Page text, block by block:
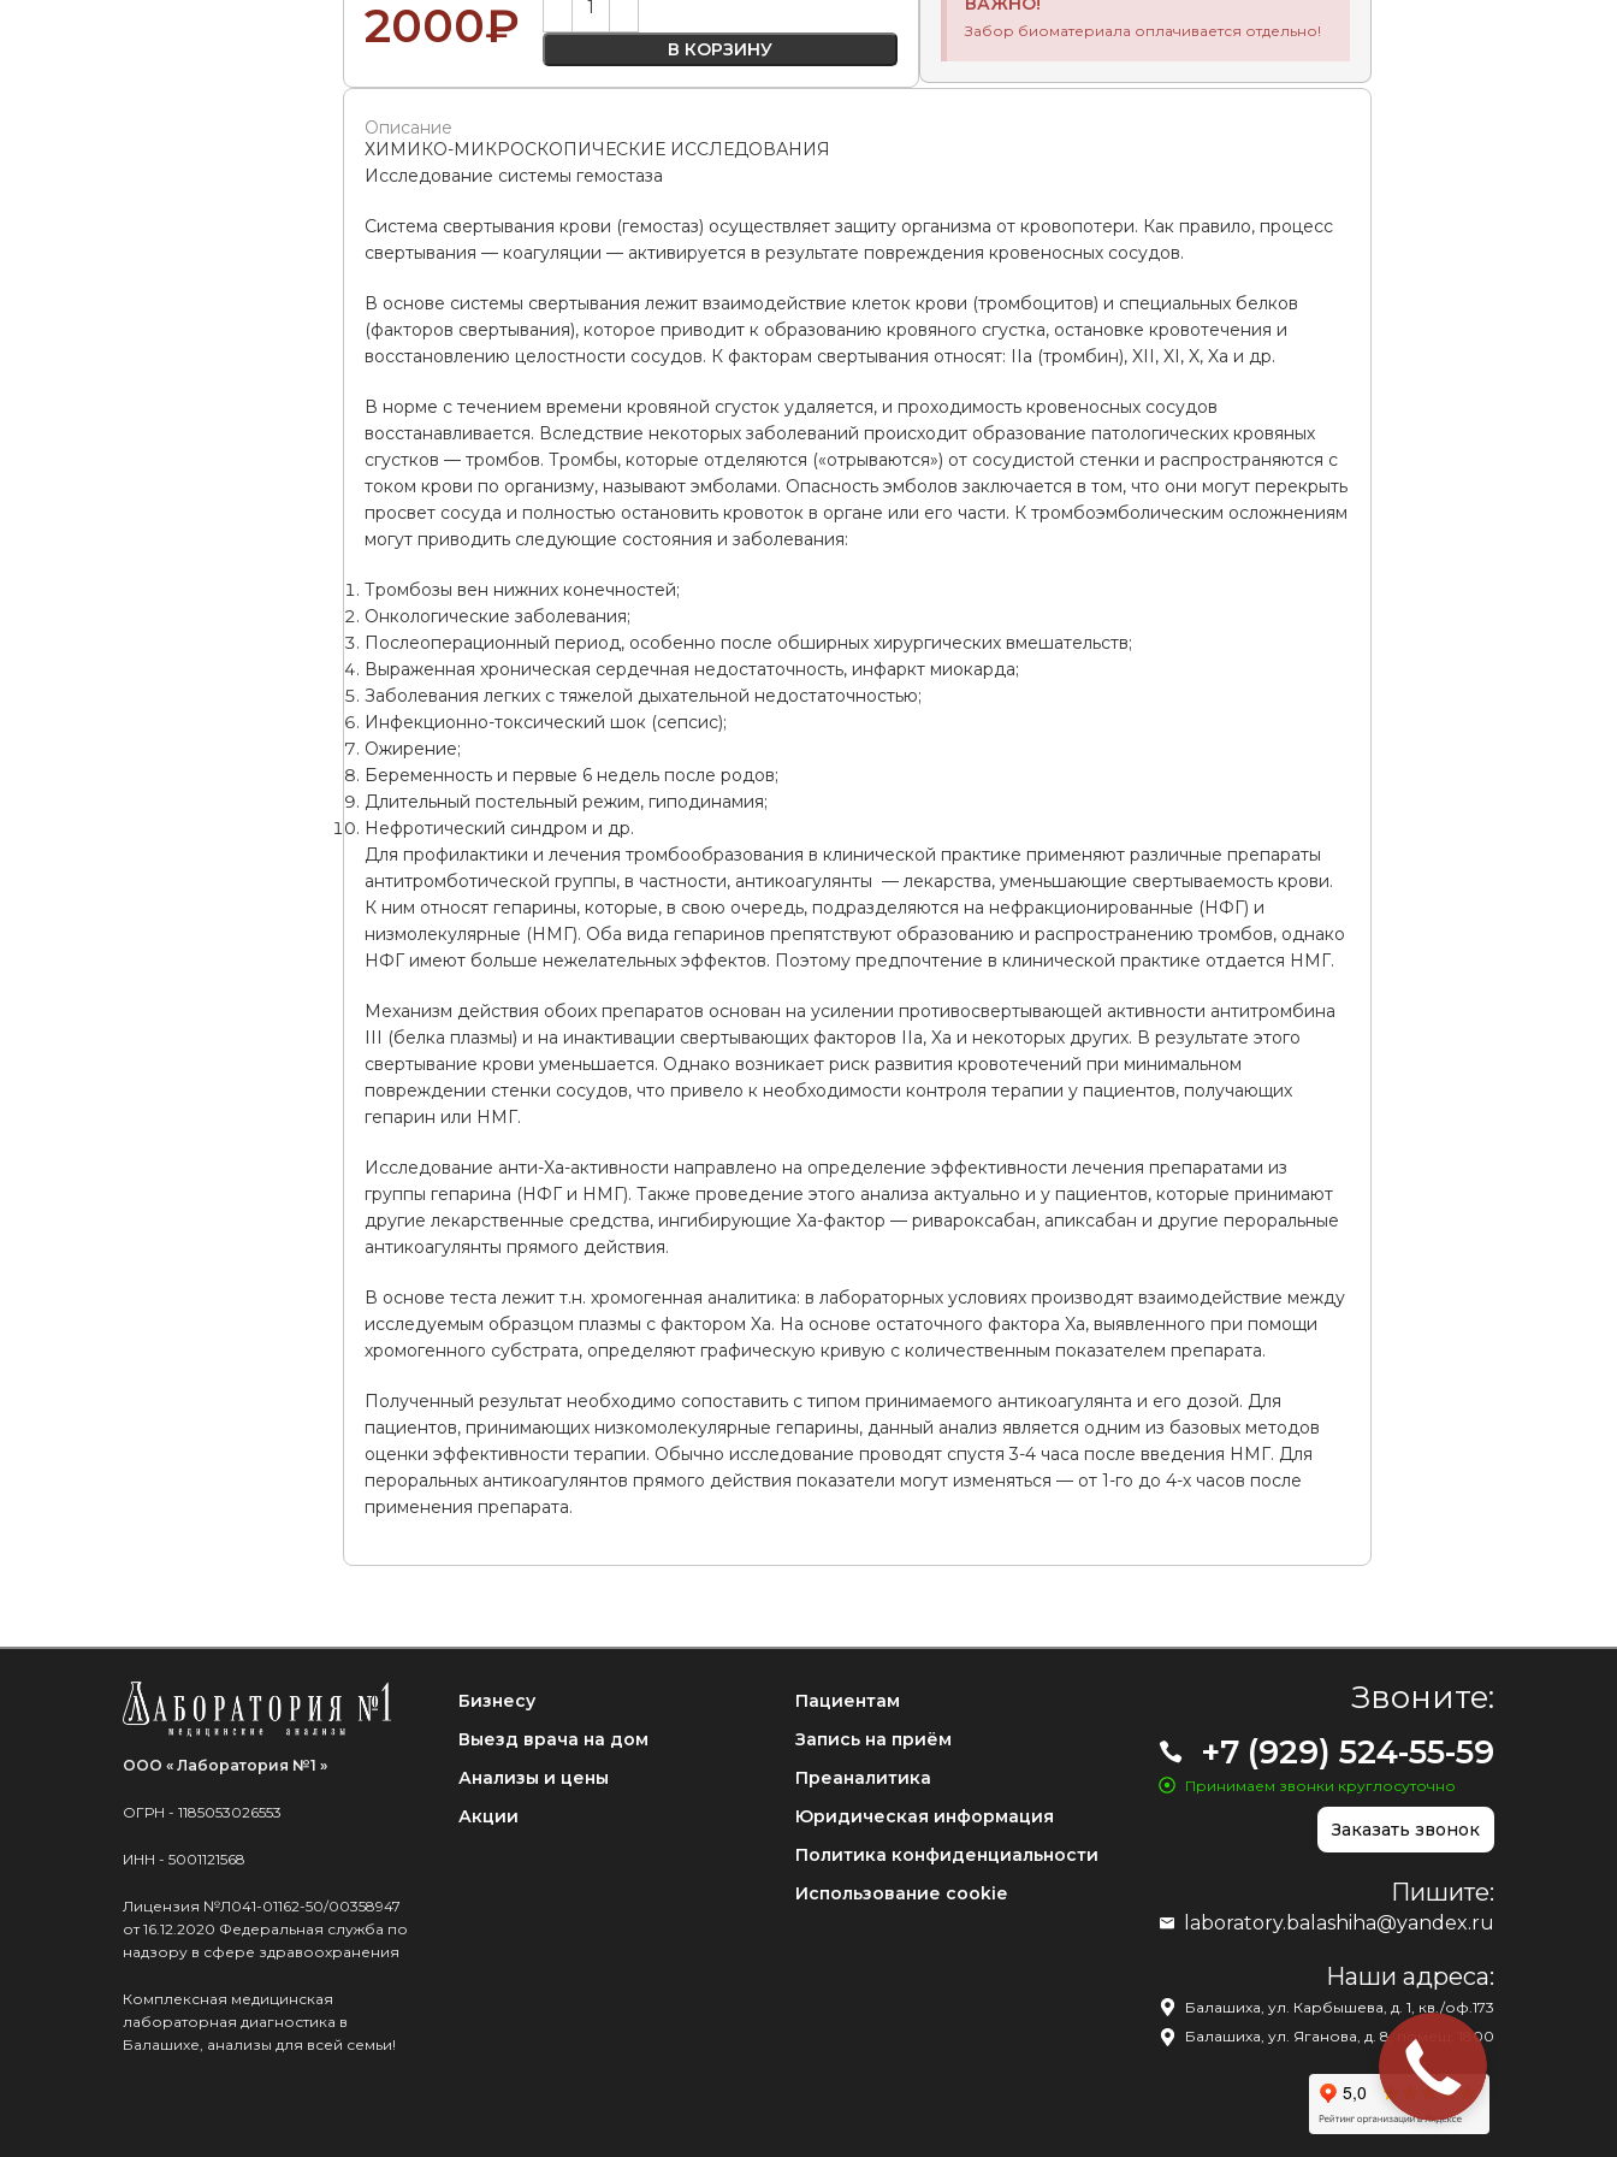
2000₽ В КОРЗИНУ
Забор биоматериала оплачивается отдельно!
Описание
ХИМИКО-МИКРОСКОПИЧЕСКИЕ ИССЛЕДОВАНИЯ
Исследование системы гемостаза
Система свертывания крови (гемостаз) осуществляет защиту организма от кровопотери. Как правило, процесс
свертывания — коагуляции — активируется в результате повреждения кровеносных сосудов.
В основе системы свертывания лежит взаимодействие клеток крови (тромбоцитов) и специальных белков
(факторов свертывания), которое приводит к образованию кровяного сгустка, остановке кровотечения и
восстановлению целостности сосудов. К факторам свертывания относят: IIa (тромбин), XII, XI, X, Xa и др.
В норме с течением времени кровяной сгусток удаляется, и проходимость кровеносных сосудов
восстанавливается. Вследствие некоторых заболеваний происходит образование патологических кровяных
сгустков — тромбов. Тромбы, которые отделяются («отрываются») от сосудистой стенки и распространяются с
током крови по организму, называют эмболами. Опасность эмболов заключается в том, что они могут перекрыть
просвет сосуда и полностью остановить кровоток в органе или его части. К тромбоэмболическим осложнениям
могут приводить следующие состояния и заболевания:
Тромбозы вен нижних конечностей;
Онкологические заболевания;
Послеоперационный период, особенно после обширных хирургических вмешательств;
Выраженная хроническая сердечная недостаточность, инфаркт миокарда;
Заболевания легких с тяжелой дыхательной недостаточностью;
Инфекционно-токсический шок (сепсис);
Ожирение;
Беременность и первые 6 недель после родов;
Длительный постельный режим, гиподинамия;
Нефротический синдром и др.
Для профилактики и лечения тромбообразования в клинической практике применяют различные препараты
антитромботической группы, в частности, антикоагулянты — лекарства, уменьшающие свертываемость крови.
К ним относят гепарины, которые, в свою очередь, подразделяются на нефракционированные (НФГ) и
низмолекулярные (НМГ). Оба вида гепаринов препятствуют образованию и распространению тромбов, однако
НФГ имеют больше нежелательных эффектов. Поэтому предпочтение в клинической практике отдается НМГ.
Механизм действия обоих препаратов основан на усилении противосвертывающей активности антитромбина
III (белка плазмы) и на инактивации свертывающих факторов IIa, Xa и некоторых других. В результате этого
свертывание крови уменьшается. Однако возникает риск развития кровотечений при минимальном
повреждении стенки сосудов, что привело к необходимости контроля терапии у пациентов, получающих
гепарин или НМГ.
Исследование анти-Xa-активности направлено на определение эффективности лечения препаратами из
группы гепарина (НФГ и НМГ). Также проведение этого анализа актуально и у пациентов, которые принимают
другие лекарственные средства, ингибирующие Xa-фактор — ривароксабан, апиксабан и другие пероральные
антикоагулянты прямого действия.
В основе теста лежит т.н. хромогенная аналитика: в лабораторных условиях производят взаимодействие между
исследуемым образцом плазмы с фактором Xa. На основе остаточного фактора Xa, выявленного при помощи
хромогенного субстрата, определяют графическую кривую с количественным показателем препарата.
Полученный результат необходимо сопоставить с типом принимаемого антикоагулянта и его дозой. Для
пациентов, принимающих низкомолекулярные гепарины, данный анализ является одним из базовых методов
оценки эффективности терапии. Обычно исследование проводят спустя 3-4 часа после введения НМГ. Для
пероральных антикоагулянтов прямого действия показатели могут изменяться — от 1-го до 4-х часов после
применения препарата.
ООО « Лаборатория №1 »
ОГРН - 1185053026553
ИНН - 5001121568
Лицензия №Л041-01162-50/00358947
от 16.12.2020 Федеральная служба по
надзору в сфере здравоохранения
Комплексная медицинская
лабораторная диагностика в
Балашихе, анализы для всей семьи!
Бизнесу
Выезд врача на дом
Анализы и цены
Акции
Пациентам
Запись на приём
Преаналитика
Юридическая информация
Политика конфиденциальности
Использование cookie
Звоните:
+7 (929) 524-55-59
Принимаем звонки круглосуточно
Заказать звонок
Пишите:
laboratory.balashiha@yandex.ru
Наши адреса:
Балашиха, ул. Карбышева, д. 1, кв./оф.173
Балашиха, ул. Яганова, д. 8, помещ. 1800